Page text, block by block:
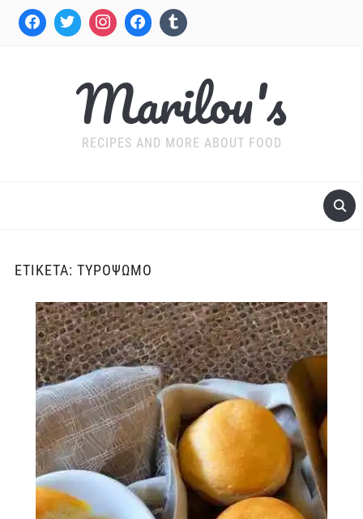
Marilou's
RECIPES AND MORE ABOUT FOOD
ΕΤΙΚΈΤΑ: ΤΥΡΌΨΩΜΟ